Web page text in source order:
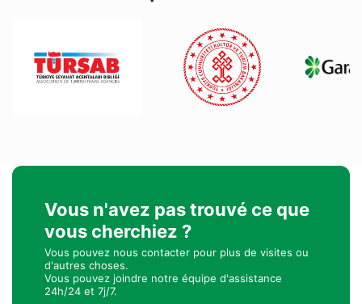
Vous n'avez pas trouvé ce que
vous cherchiez ?
Vous pouvez nous contacter pour plus de visites ou
d'autres choses.
Vous pouvez joindre notre équipe d'assistance
24h/24 et 7j/7.